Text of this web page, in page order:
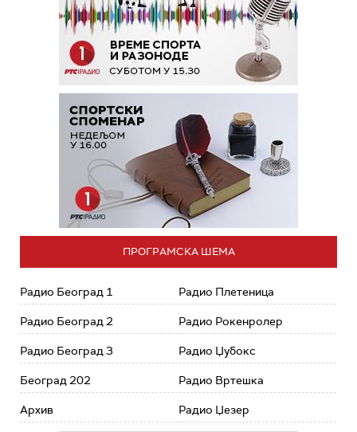
ПРОГРАМСКА ШЕМА
Радио Београд 1
Радио Београд 2
Радио Београд 3
Београд 202
Архив
Радио Плетеница
Радио Рокенролер
Радио Џубокс
Радио Вртешка
Радио Џезер